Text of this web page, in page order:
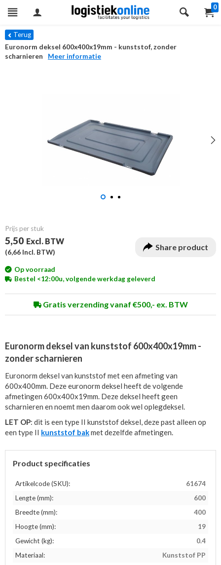
0
Terug
Euronorm deksel 600x400x19mm - kunststof, zonder
scharnieren
Meer informatie
Prijs per stuk
5,50 Excl. BTW
(6,66 Incl. BTW)
Share product
Op voorraad
Bestel <12:00u, volgende werkdag geleverd
Gratis verzending vanaf €500,- ex. BTW
Euronorm deksel van kunststof 600x400x19mm -
zonder scharnieren
Euronorm deksel van kunststof met een afmeting van
600x400mm. Deze euronorm deksel heeft de volgende
afmetingen 600x400x19mm. Deze deksel heeft geen
scharnieren en noemt men daarom ook wel oplegdeksel.
LET OP: dit is een type II kunststof deksel, deze past alleen op
een type II kunststof bakmet dezelfde afmetingen.
Product specificaties
Artikelcode (SKU):
61674
Lengte (mm):
600
Breedte (mm):
400
Hoogte (mm):
19
Gewicht (kg):
0.4
Materiaal:
Kunststof PP